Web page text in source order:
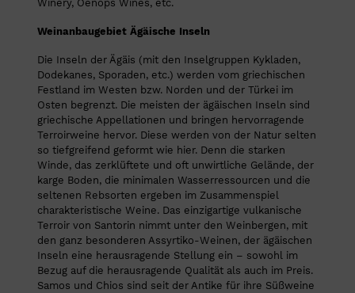
Winery, Oenops Wines, etc.
Weinanbaugebiet Ägäische Inseln
Die Inseln der Ägäis (mit den Inselgruppen Kykladen,
Dodekanes, Sporaden, etc.) werden vom griechischen
Festland im Westen bzw. Norden und der Türkei im
Osten begrenzt. Die meisten der ägäischen Inseln sind
griechische Appellationen und bringen hervorragende
Terroirweine hervor. Diese werden von der Natur selten
so tiefgreifend geformt wie hier. Denn die starken
Winde, das zerklüftete und oft unwirtliche Gelände, der
karge Boden, die minimalen Wasserressourcen und die
seltenen Rebsorten ergeben im Zusammenspiel
charakteristische Weine. Das einzigartige vulkanische
Terroir von Santorin nimmt unter den Weinbergen, mit
den ganz besonderen Assyrtiko-Weinen, der ägäischen
Inseln eine herausragende Stellung ein – sowohl im
Bezug auf die herausragende Qualität als auch im Preis.
Samos und Chios sind seit der Antike für ihre Süßweine